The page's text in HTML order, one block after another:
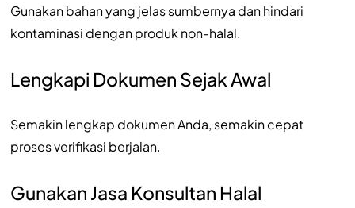
Gunakan bahan yang jelas sumbernya dan hindari
kontaminasi dengan produk non-halal.
Lengkapi Dokumen Sejak Awal
Semakin lengkap dokumen Anda, semakin cepat
proses verifikasi berjalan.
Gunakan Jasa Konsultan Halal